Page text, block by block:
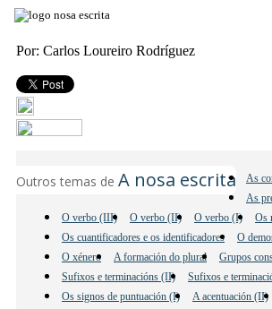
Por: Carlos Loureiro Rodríguez
Outros temas de A nosa escrita
As
As
O verbo (III)
O verbo (II) O verbo (I)
Os
Os cuantificadores e os identificadores
O
O xénero
A formación do plural Grupos
Sufixos e terminacións (II)
Sufixos e
Os signos de puntuación (I)
A acentuación (II)